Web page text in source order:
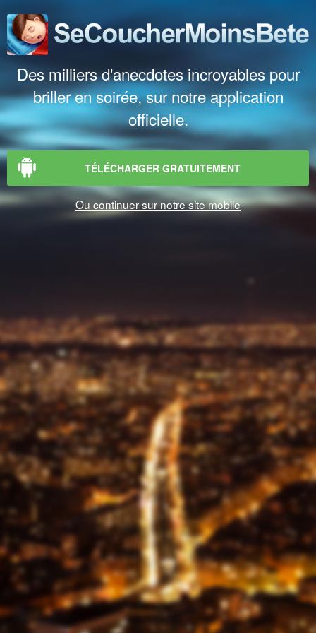
Des milliers d'anecdotes incroyables pour
briller en soirée, sur notre application
officielle.
TÉLÉCHARGER GRATUITEMENT
Ou continuer sur notre site mobile